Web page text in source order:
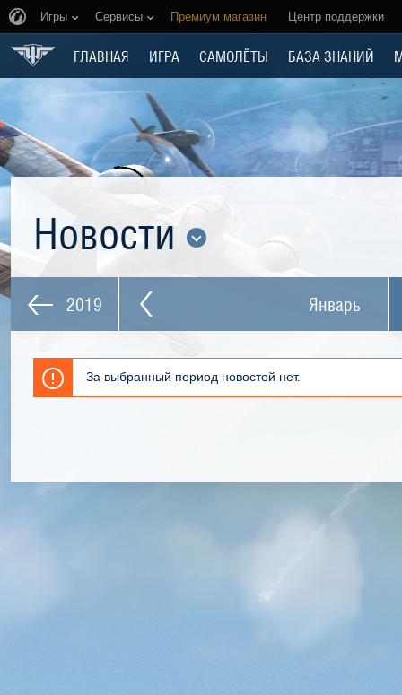
Игры Сервисы Премиум магазин Центр поддержки
ГЛАВНАЯ ИГРА САМОЛЁТЫ БАЗА ЗНАНИЙ
Новости
2019 Январь
За выбранный период новостей нет.